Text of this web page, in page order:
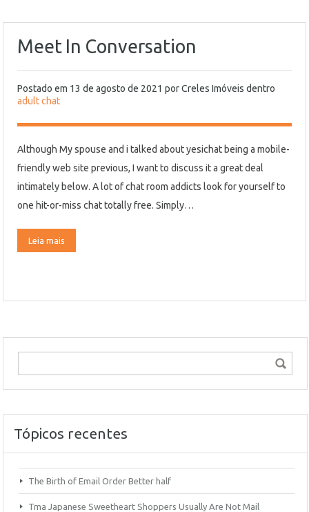
Meet In Conversation
Postado em 13 de agosto de 2021 porCreles Imóveis dentro
adult chat
Although My spouse and i talked about yesichat being a mobile-
friendly web site previous, I want to discuss it a great deal
intimately below. A lot of chat room addicts look for yourself to
one hit-or-miss chat totally free. Simply…
Leia mais
Tópicos recentes
The Birth of Email Order Better half
Tma Japanese Sweetheart Shoppers Usually Are Not Mail